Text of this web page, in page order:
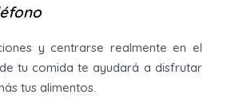
y centrarse realmente en el
tu comida te ayudará a disfrutar
tus alimentos.